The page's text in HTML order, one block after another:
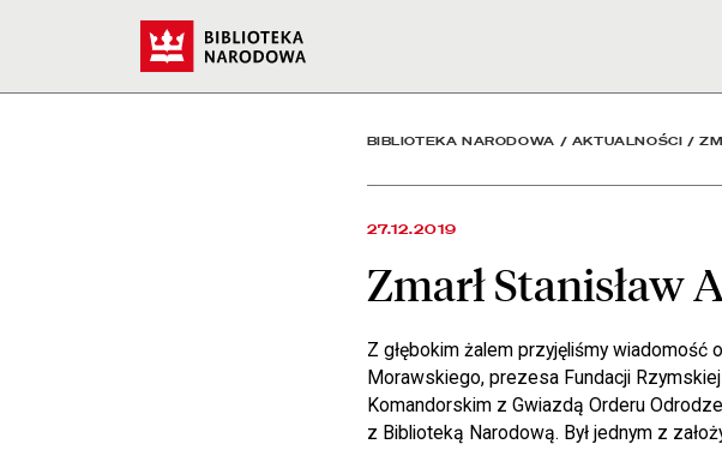
Zmarł Stanisław August
BIBLIOTEKA NARODOWA / AKTUALNOŚCI /
27.12.2019
Zmarł Stanisław
Z głębokim żalem przyjęliśmy wiadomość
Morawskiego, prezesa Fundacji
Komandorskim z Gwiazdą Orderu
z Biblioteką Narodową. Był jednym z